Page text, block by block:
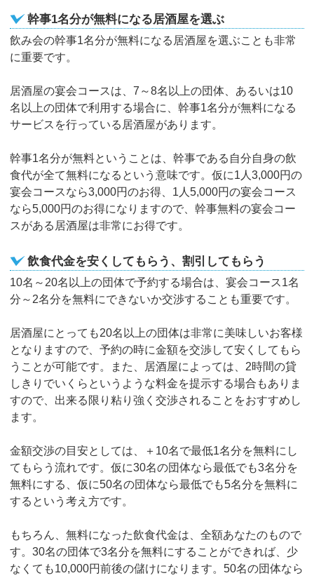
幹事1名分が無料になる居酒屋を選ぶ
飲み会の幹事1名分が無料になる居酒屋を選ぶことも非常
に重要です。
居酒屋の宴会コースは、7～8名以上の団体、あるいは10
名以上の団体で利用する場合に、幹事1名分が無料になる
サービスを行っている居酒屋があります。
幹事1名分が無料ということは、幹事である自分自身の飲
食代が全て無料になるという意味です。仮に1人3,000円の
宴会コースなら3,000円のお得、1人5,000円の宴会コース
なら5,000円のお得になりますので、幹事無料の宴会コー
スがある居酒屋は非常にお得です。
飲食代金を安くしてもらう、割引してもらう
10名～20名以上の団体で予約する場合は、宴会コース1名
分～2名分を無料にできないか交渉することも重要です。
居酒屋にとっても20名以上の団体は非常に美味しいお客様
となりますので、予約の時に金額を交渉して安くしてもら
うことが可能です。また、居酒屋によっては、2時間の貸
しきりでいくらというような料金を提示する場合もありま
すので、出来る限り粘り強く交渉されることをおすすめし
ます。
金額交渉の目安としては、＋10名で最低1名分を無料にし
てもらう流れです。仮に30名の団体なら最低でも3名分を
無料にする、仮に50名の団体なら最低でも5名分を無料に
するという考え方です。
もちろん、無料になった飲食代金は、全額あなたのもので
す。30名の団体で3名分を無料にすることができれば、少
なくても10,000円前後の儲けになります。50名の団体なら